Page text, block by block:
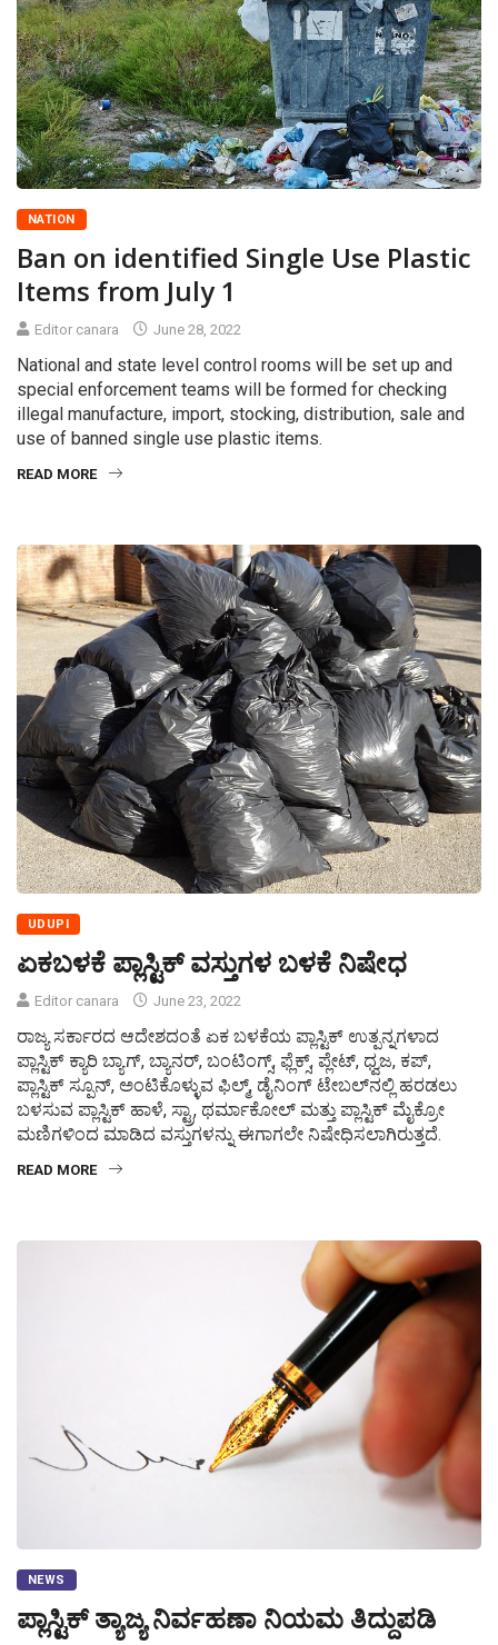
NATION
Ban on identified Single Use Plastic
Items from July 1
Editor canara June 28, 2022
National and state level control rooms will be set up and
special enforcement teams will be formed for checking
illegal manufacture, import, stocking, distribution, sale and
use of banned single use plastic items.
READ MORE
UDUPI
ಏಕಬಳಕೆ ಪ್ಲಾಸ್ಟಿಕ್ ವಸ್ತುಗಳ ಬಳಕೆ ನಿಷೇಧ
Editor canara June 23, 2022
ರಾಜ್ಯ ಸರ್ಕಾರದ ಆದೇಶದಂತೆ ಏಕ ಬಳಕೆಯ ಪ್ಲಾಸ್ಟಿಕ್ ಉತ್ಪನ್ನಗಳಾದ
ಪ್ಲಾಸ್ಟಿಕ್ ಕ್ಯಾರಿ ಬ್ಯಾಗ್, ಬ್ಯಾನರ್, ಬಂಟಿಂಗ್ಸ್, ಫ್ಲೆಕ್ಸ್, ಪ್ಲೇಟ್, ಧ್ವಜ, ಕಪ್,
ಪ್ಲಾಸ್ಟಿಕ್ ಸ್ಪೂನ್, ಅಂಟಿಕೊಳ್ಳುವ ಫಿಲ್ಮ್, ಡೈನಿಂಗ್ ಟೇಬಲ್‌ನಲ್ಲಿ ಹರಡಲು
ಬಳಸುವ ಪ್ಲಾಸ್ಟಿಕ್ ಹಾಳೆ, ಸ್ಟ್ರಾ, ಥರ್ಮಾಕೋಲ್ ಮತ್ತು ಪ್ಲಾಸ್ಟಿಕ್ ಮೈಕ್ರೋ
ಮಣಿಗಳಿಂದ ಮಾಡಿದ ವಸ್ತುಗಳನ್ನು ಈಗಾಗಲೇ ನಿಷೇಧಿಸಲಾಗಿರುತ್ತದೆ.
READ MORE
NEWS
ಪ್ಲಾಸ್ಟಿಕ್ ತ್ಯಾಜ್ಯ ನಿರ್ವಹಣಾ ನಿಯಮ ತಿದ್ದುಪಡಿ